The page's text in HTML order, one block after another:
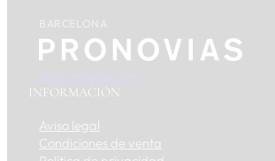
www.pronovias.com
INFORMACIÓN
Aviso legal
Condiciones de venta